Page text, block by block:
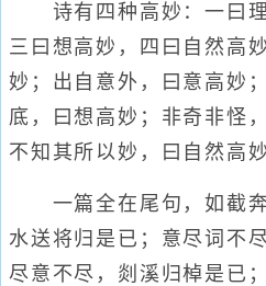
诗有四种高妙：一曰理
三曰想高妙，四曰自然高
妙；出自意外，曰意高妙
底，曰想高妙；非奇非怪
不知其所以妙，曰自然高妙
一篇全在尾句，如截奔
水送将归是已；意尽词不
尽意不尽，剡溪归棹是已